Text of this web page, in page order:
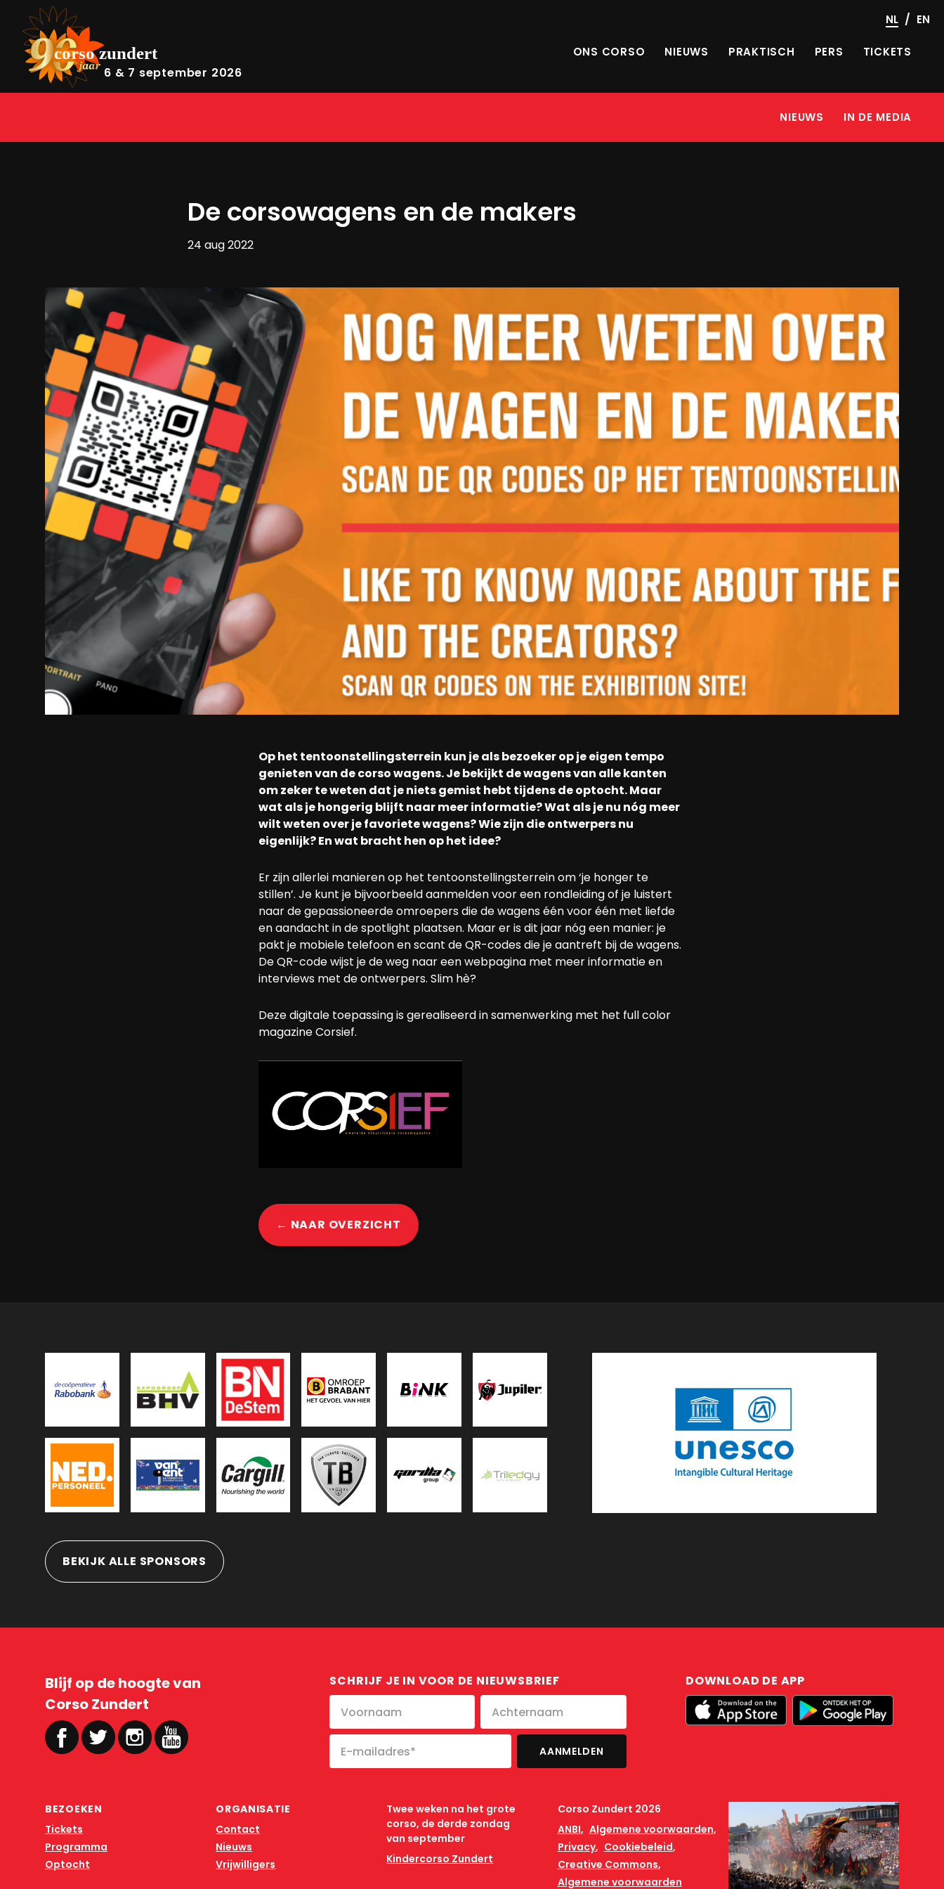
6 & 7 september 2026
ONS CORSO NIEUWS PRAKTISCH PERS TICKETS
NL / EN
NIEUWS IN DE MEDIA
De corsowagens en de makers
24 aug 2022
Op het tentoonstellingsterrein kun je als bezoeker op je eigen tempo
genieten van de corso wagens. Je bekijkt de wagens van alle kanten
om zeker te weten dat je niets gemist hebt tijdens de optocht. Maar
wat als je hongerig blijft naar meer informatie? Wat als je nu nóg meer
wilt weten over je favoriete wagens? Wie zijn die ontwerpers nu
eigenlijk? En wat bracht hen op het idee?
Er zijn allerlei manieren op het tentoonstellingsterrein om ‘je honger te
stillen’. Je kunt je bijvoorbeeld aanmelden voor een rondleiding of je luistert
naar de gepassioneerde omroepers die de wagens één voor één met liefde
en aandacht in de spotlight plaatsen. Maar er is dit jaar nóg een manier: je
pakt je mobiele telefoon en scant de QR-codes die je aantreft bij de wagens.
De QR-code wijst je de weg naar een webpagina met meer informatie en
interviews met de ontwerpers. Slim hè?
Deze digitale toepassing is gerealiseerd in samenwerking met het full color
magazine Corsief.
← NAAR OVERZICHT
BEKIJK ALLE SPONSORS
Blijf op de hoogte van
Corso Zundert
SCHRIJF JE IN VOOR DE NIEUWSBRIEF DOWNLOAD DE APP
BEZOEKEN
Tickets
Programma
Optocht
ORGANISATIE
Contact
Nieuws
Vrijwilligers
Twee weken na het grote
corso, de derde zondag
van september
Kindercorso Zundert
Corso Zundert 2026
ANBI
Algemene voorwaarden
Privacy
Cookiebeleid
Creative Commons
Algemene voorwaarden